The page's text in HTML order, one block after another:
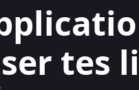
tes